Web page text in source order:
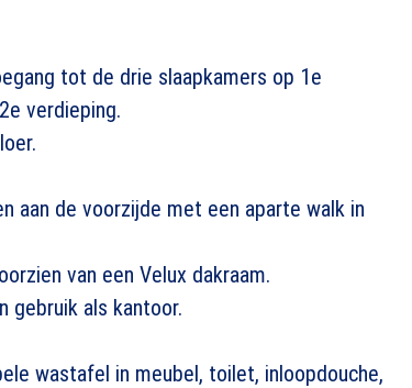
tot de drie slaapkamers op 1e
verdieping.
aan de voorzijde met een aparte walk in
van een Velux dakraam.
gebruik als kantoor.
wastafel in meubel, toilet, inloopdouche,